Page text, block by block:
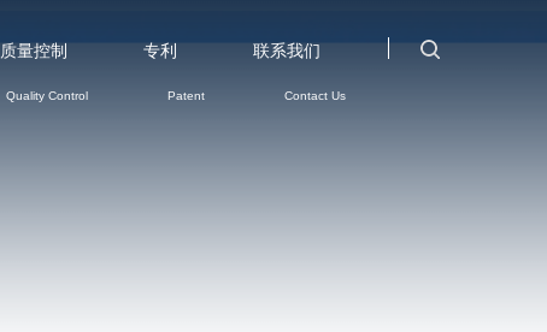
质量控制 专利 联系我们
Quality Control Patent Contact Us